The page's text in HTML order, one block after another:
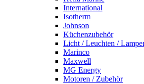
International
Isotherm
Johnson
Küchenzubehör
Licht / Leuchten /
Marinco
Maxwell
MG Energy
Motoren / Zubehör